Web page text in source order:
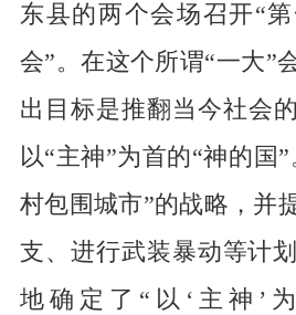
东县的两个会场召开“
会”。在这个所谓“一大”
出目标是推翻当今社会
以“主神”为首的“神的国
村包围城市”的战略，并
支、进行武装暴动等计
地确定了“以‘主神’